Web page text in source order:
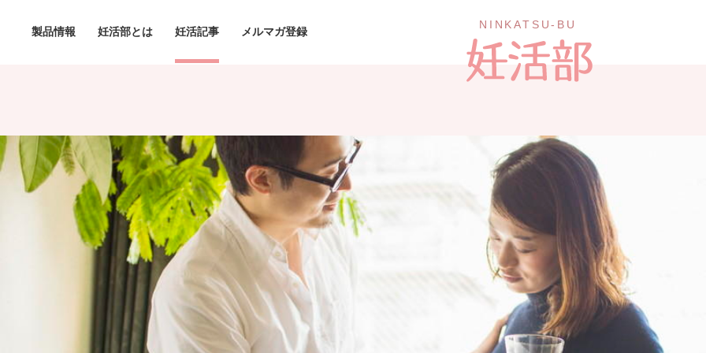
製品情報 妊活部とは 妊活記事 メルマガ登録